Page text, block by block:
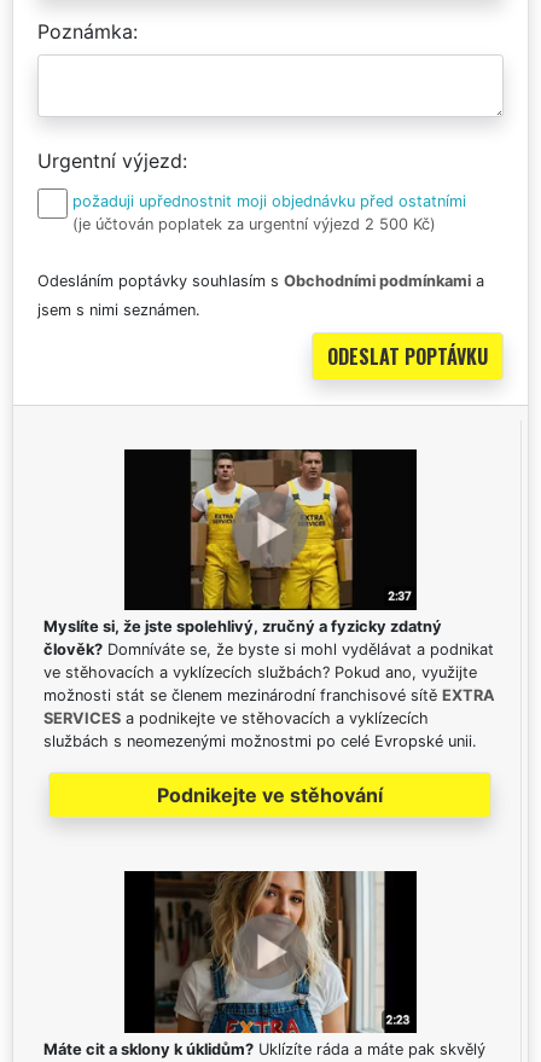
Poznámka
Urgentní výjezd
požaduji upřednostnit moji objednávku před ostatními
(je účtován poplatek za urgentní výjezd 2 500 Kč)
Odesláním poptávky souhlasím s Obchodními podmínkami a
jsem s nimi seznámen.
Myslíte si, že jste spolehlivý, zručný a fyzicky zdatný
člověk? Domníváte se, že byste si mohl vydělávat a podnikat
ve stěhovacích a vyklízecích službách? Pokud ano, využijte
možnosti stát se členem mezinárodní franchisové sítě EXTRA
SERVICES a podnikejte ve stěhovacích a vyklízecích
službách s neomezenými možnostmi po celé Evropské unii.
Podnikejte ve stěhování
Máte cit a sklony k úklidům? Uklízíte ráda a máte pak skvělý